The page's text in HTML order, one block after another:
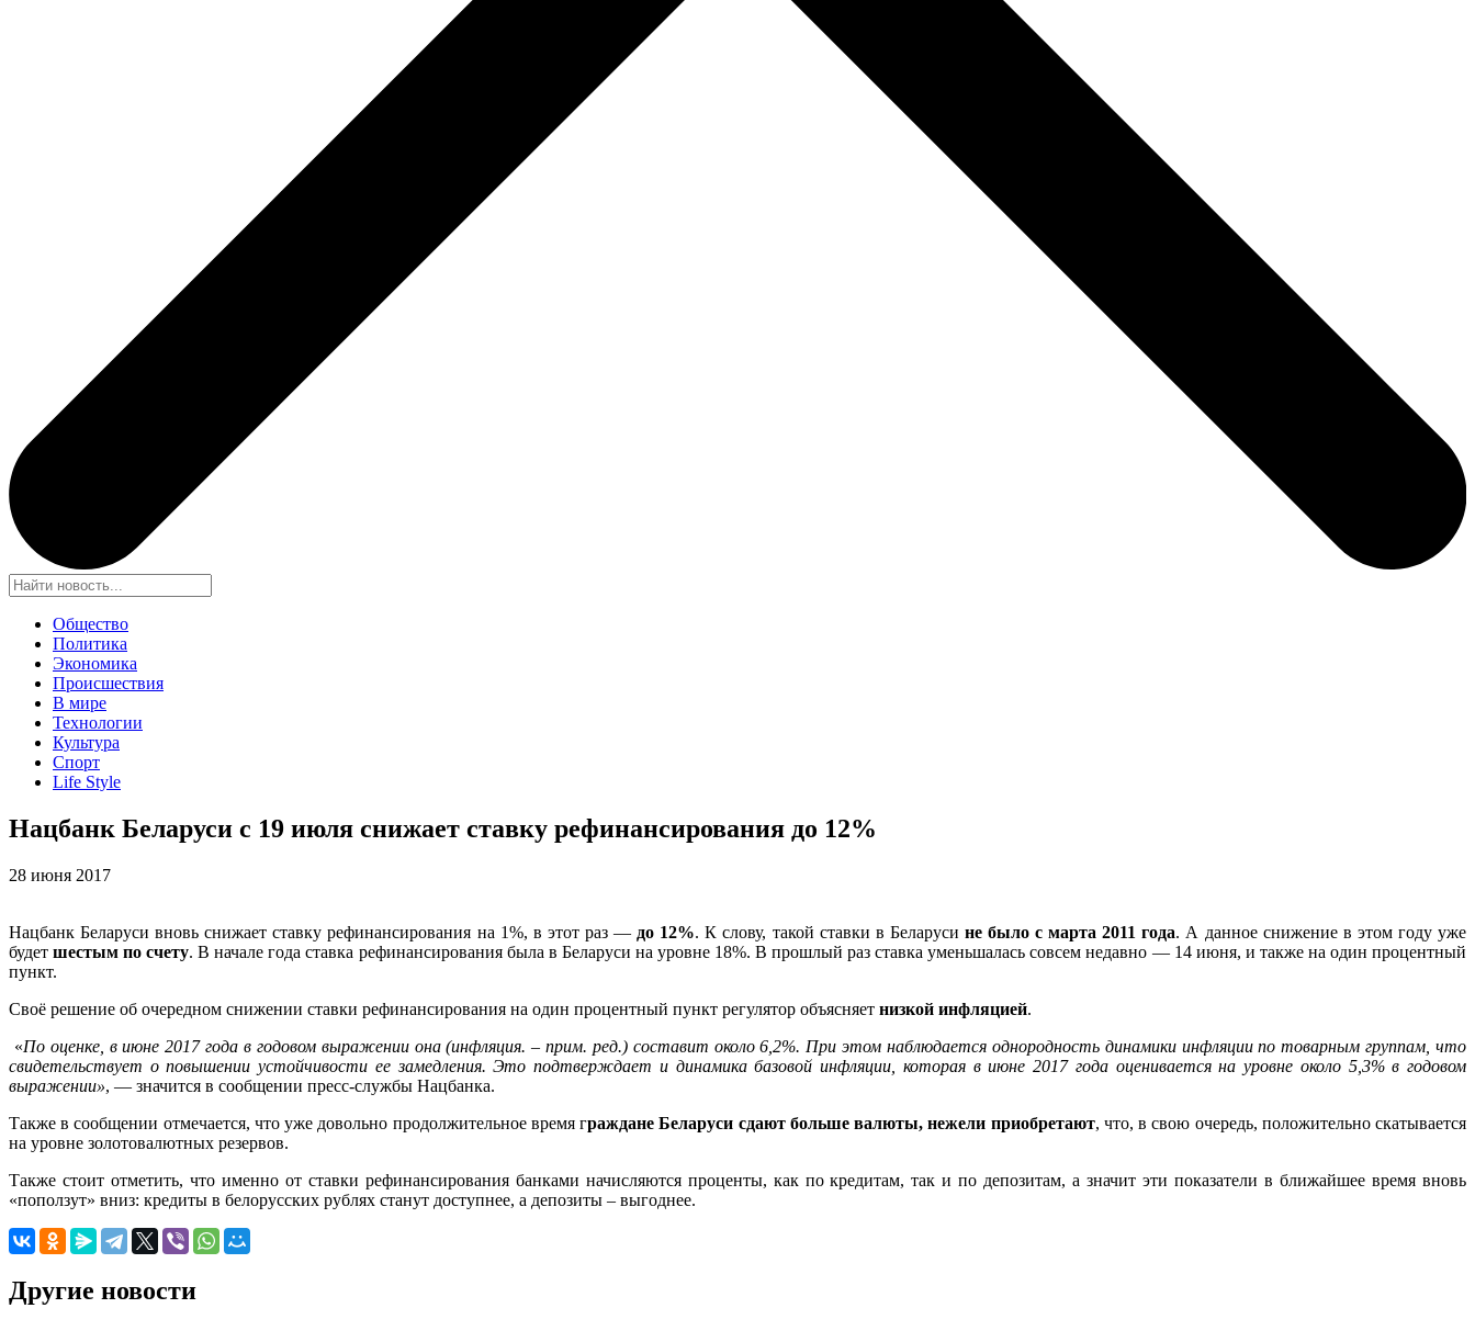
Общество
Политика
Экономика
Происшествия
В мире
Технологии
Культура
Спорт
Life Style
Нацбанк Беларуси с 19 июля снижает ставку рефинансирования до 12%
28 июня 2017
Нацбанк Беларуси вновь снижает ставку рефинансирования на 1%, в этот раз — до 12%. К слову, такой ставки в Беларуси не было с марта 2011 года. А данное снижение в этом году уже
будетшестым по счету. В начале года ставка рефинансирования была в Беларуси на уровне 18%. В прошлый раз ставка уменьшалась совсем недавно — 14 июня, и также на один процентный
пункт.
Своё решение об очередном снижении ставки рефинансирования на один процентный пункт регулятор объясняет низкой инфляцией.
«По оценке, в июне 2017 года в годовом выражении она (инфляция. – прим. ред.) составит около 6,2%. При этом наблюдается однородность динамики инфляции по товарным группам, что
свидетельствует о повышении устойчивости ее замедления. Это подтверждает и динамика базовой инфляции, которая в июне 2017 года оценивается на уровне около 5,3% в годовом
выражении», — значится в сообщении пресс-службы Нацбанка.
Также в сообщении отмечается, что уже довольно продолжительное время граждане Беларуси сдают больше валюты, нежели приобретают, что, в свою очередь, положительно скатывается
на уровне золотовалютных резервов.
Также стоит отметить, что именно от ставки рефинансирования банками начисляются проценты, как по кредитам, так и по депозитам, а значит эти показатели в ближайшее время вновь
«поползут» вниз: кредиты в белорусских рублях станут доступнее, а депозиты – выгоднее.
Другие новости